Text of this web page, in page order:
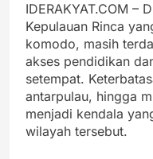
IDERAKYAT.COM –
Kepulauan Rinca
komodo, masih
akses pendidikan
setempat.
antarpulau, hingga
menjadi kendala
wilayah tersebut.